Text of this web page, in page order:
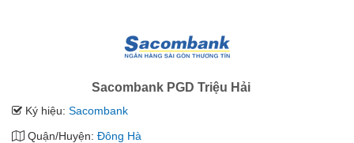
Sacombank PGD Triệu Hải
Ký hiệu: Sacombank
Quận/Huyện: Đông Hà